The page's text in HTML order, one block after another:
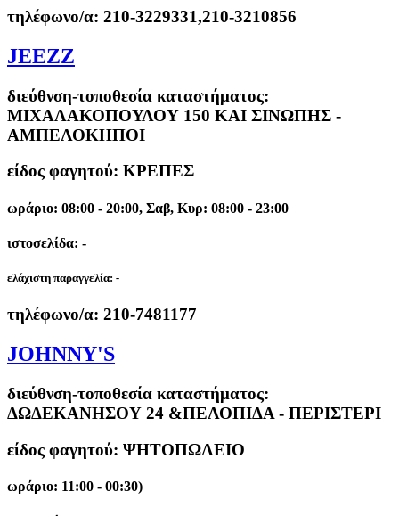
τηλέφωνο/α: 210-3229331,210-3210856
JEEZZ
διεύθνση-τοποθεσία καταστήματος:
ΜΙΧΑΛΑΚΟΠΟΥΛΟΥ 150 ΚΑΙ ΣΙΝΩΠΗΣ -
ΑΜΠΕΛΟΚΗΠΟΙ
είδος φαγητού: ΚΡΕΠΕΣ
ωράριο: 08:00 - 20:00, Σαβ, Κυρ: 08:00 - 23:00
ιστοσελίδα: -
ελάχιστη παραγγελία: -
τηλέφωνο/α: 210-7481177
JOHNNY'S
διεύθνση-τοποθεσία καταστήματος:
ΔΩΔΕΚΑΝΗΣΟΥ 24 &ΠΕΛΟΠΙΔΑ - ΠΕΡΙΣΤΕΡΙ
είδος φαγητού: ΨΗΤΟΠΩΛΕΙΟ
ωράριο: 11:00 - 00:30)